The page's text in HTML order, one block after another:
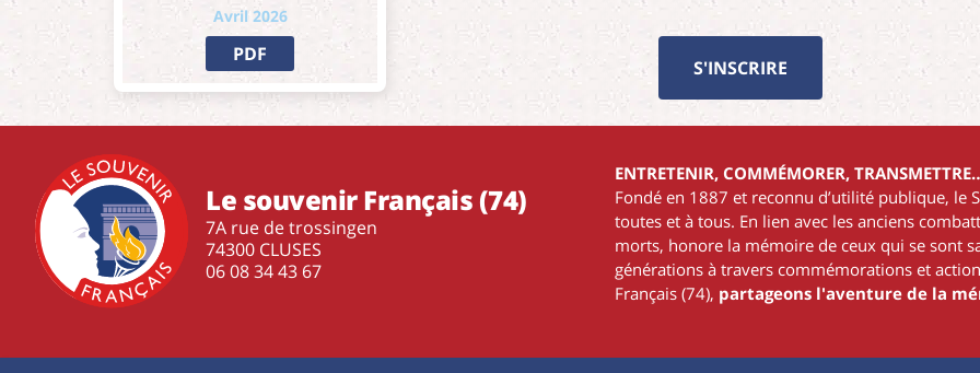
Avril 2026
PDF
S'INSCRIRE
Le souvenir Français (74)
7A rue de trossingen
74300 CLUSES
‭06 08 34 43 67‬
ENTRETENIR, COMMÉMORER,
Fondé en 1887 et reconnu d’utilité publique, le
toutes et à tous. En lien avec les anciens
morts, honore la mémoire de ceux qui se sont
générations à travers commémorations et
Français (74), partageons l'aventure de la